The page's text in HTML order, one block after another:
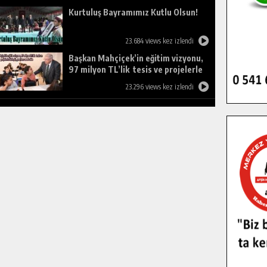
Kurtuluş Bayramımız Kutlu Olsun!
23.684 views kez izlendi
Başkan Mahçiçek’in eğitim vizyonu,
97 milyon TL’lik tesis ve projelerle
23.296 views kez izlendi